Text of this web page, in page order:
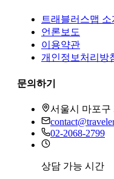
트래블러스맵 소
언론보도
이용약관
개인정보처리방
문의하기
서울시 마포구
02-2068-2799
상담 가능 시간